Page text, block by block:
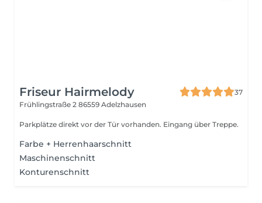
Friseur Hairmelody
37
Frühlingstraße 2 86559 Adelzhausen
Parkplätze direkt vor der Tür vorhanden. Eingang über Treppe.
Farbe + Herrenhaarschnitt
Maschinenschnitt
Konturenschnitt